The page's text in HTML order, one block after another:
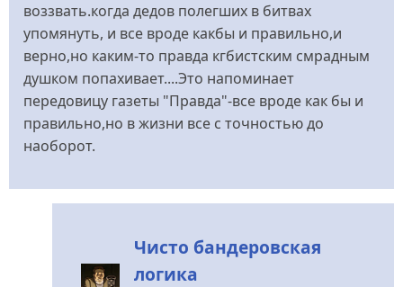
воззвать.когда дедов полегших в битвах
упомянуть, и все вроде какбы и правильно,и
верно,но каким-то правда кгбистским смрадным
душком попахивает....Это напоминает
передовицу газеты "Правда"-все вроде как бы и
правильно,но в жизни все с точностью до
наоборот.
Чисто бандеровская
логика